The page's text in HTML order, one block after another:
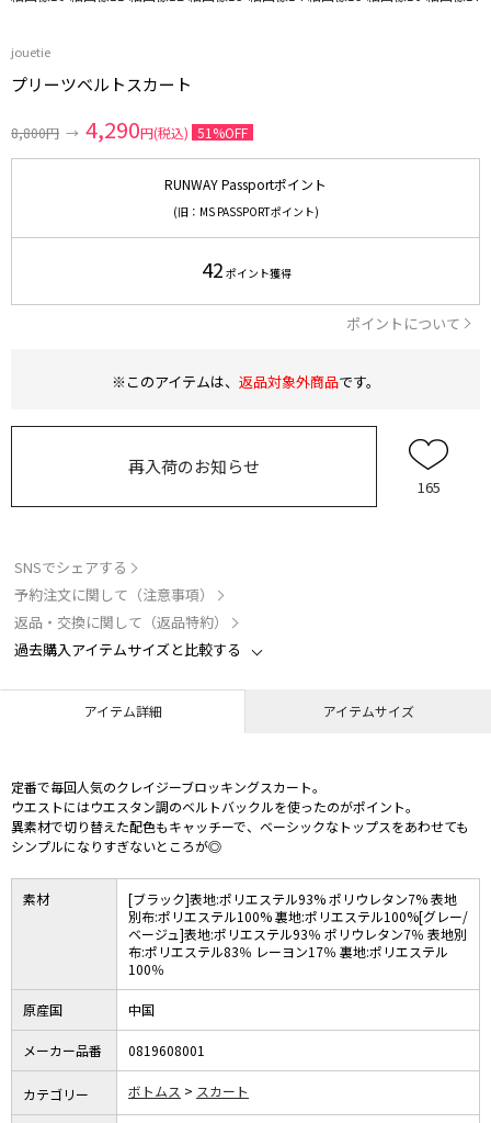
jouetie
プリーツベルトスカート
8,800円 → 4,290円(税込) 51%OFF
RUNWAY Passportポイント
(旧：MS PASSPORTポイント)
42 ポイント獲得
ポイントについて
※このアイテムは、 返品対象外商品です。
再入荷のお知らせ
165
SNSでシェアする
予約注文に関して（注意事項）
返品・交換に関して（返品特約）
過去購入アイテムサイズと比較する
アイテム詳細 アイテムサイズ
定番で毎回人気のクレイジーブロッキングスカート。
ウエストにはウエスタン調のベルトバックルを使ったのがポイント。
異素材で切り替えた配色もキャッチーで、ベーシックなトップスをあわせても
シンプルになりすぎないところが◎
素材
[ブラック]表地:ポリエステル93% ポリウレタン7% 表地
別布:ポリエステル100% 裏地:ポリエステル100%[グレー/
ベージュ]表地:ポリエステル93％ ポリウレタン7％ 表地別
布:ポリエステル83％ レーヨン17％ 裏地:ポリエステル
100％
原産国 中国
メーカー品番 0819608001
カテゴリー ボトムス スカート